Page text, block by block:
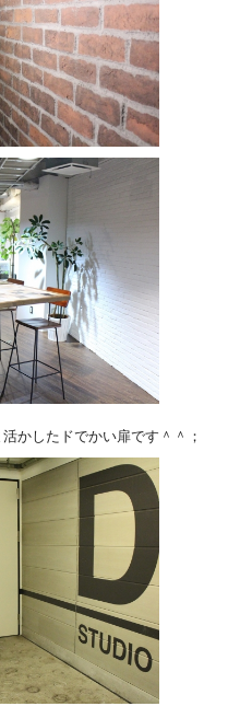
かしたドでかい扉です＾＾；